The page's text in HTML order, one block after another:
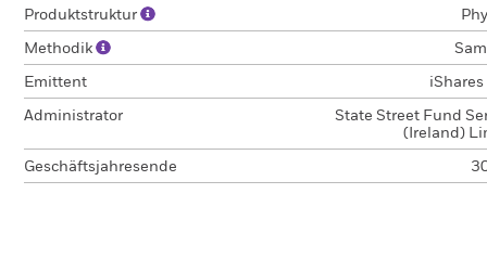
Produktstruktur
Methodik
Emittent iShares
Administrator
State Street Fund
(Ireland)
Geschäftsjahresende